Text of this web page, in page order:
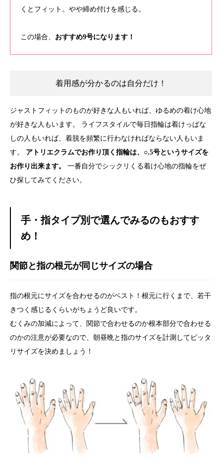
くとフィット。やや締め付けを感じる。
この場合、 おすすめ9号になります！
着用感が分かるのは自分だけ！
ジャストフィットのものが好きな人もいれば、ゆるめの着け心地
が好きな人もいます。 ライフスタイルで毎日指輪は着けっぱな
しの人もいれば、着脱を頻繁に行わなければならない人もいま
す。 アトリエクラムでお作り頂く指輪は、○.5号というサイズを
お作り出来ます。
一番自分でシックリくる着け心地の指輪をぜ
ひ探してみてください。
手・指タイプ別で選んでみるのもおすす
め！
関節と指の根元が同じサイズの場合
指の根元にサイズを合わせるのがベスト！根元に行くまで、若干
きつく感じるくらいがちょうど良いです。
むくみの加減によって、関節で合わせるのか根本部分で合わせる
のかの注意が必要なので、朝昼晩と指のサイズを計測してピッタ
リサイズを決めましょう！